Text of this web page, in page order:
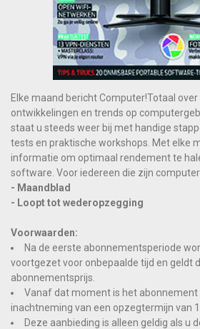
Elke maand bericht Computer!Totaal
ontwikkelingen en trends op
staat u steeds weer bij met handige
tests en praktische workshops. Met elke
informatie om optimaal rendement te
software. Voor iedereen die zijn
- Maandblad
- Loopt tot wederopzegging
Voorwaarden:
Na de eerste abonnementsperiode
voortgezet voor onbepaalde tijd en geldt
abonnementsprijs.
Vanaf dat moment is het
inachtneming van een opzegtermijn van 1
Deze aanbieding is alleen geldig als u